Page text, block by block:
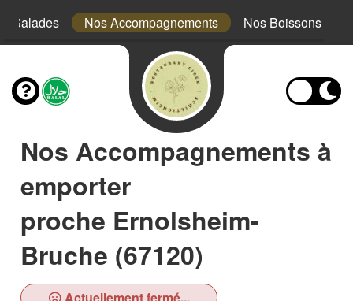
Salades Nos Accompagnements Nos Boissons
Nos Accompagnements à
emporter
proche Ernolsheim-
Bruche (67120)